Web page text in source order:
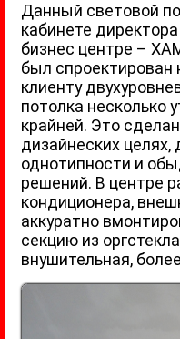
Данный световой
кабинете
бизнес центре –
был
клиенту
потолка несколько
крайней. Это
дизайнеских целях,
однотипности и
решений. В центре
кондиционера,
аккуратно
секцию из
внушительная,